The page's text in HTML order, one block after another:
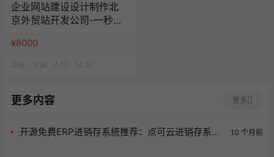
企业网站建设设计制作北
京外贸站开发公司-一秒云
¥8000
更多内容 更多
开源免费ERP进销存系统推荐：点可云进销存系统
10 个月前